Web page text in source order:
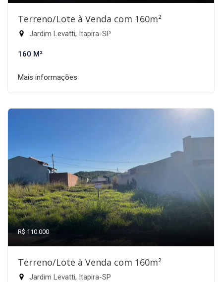
Terreno/Lote à Venda com 160m²
Jardim Levatti, Itapira-SP
160 M²
Mais informações
R$ 110.000
Terreno/Lote à Venda com 160m²
Jardim Levatti, Itapira-SP